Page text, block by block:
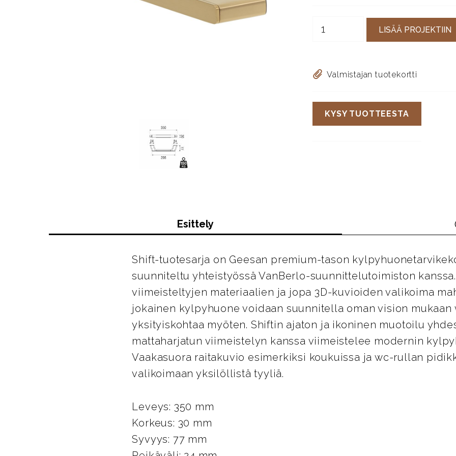
LISÄÄ PROJEKTIIN
Valmistajan tuotekortti
KYSY TUOTTEESTA
Esittely
Shift-tuotesarja on Geesan premium-tason
suunniteltu yhteistyössä VanBerlo-suunnittelutoimiston
viimeisteltyjen materiaalien ja jopa 3D-kuvioiden valikoima
jokainen kylpyhuone voidaan suunnitella oman vision mukaan
yksityiskohtaa myöten. Shiftin ajaton ja ikoninen muotoilu
mattaharjatun viimeistelyn kanssa viimeistelee modernin
Vaakasuora raitakuvio esimerkiksi koukuissa ja wc-rullan
valikoimaan yksilöllistä tyyliä.
Leveys: 350 mm
Korkeus: 30 mm
Syvyys: 77 mm